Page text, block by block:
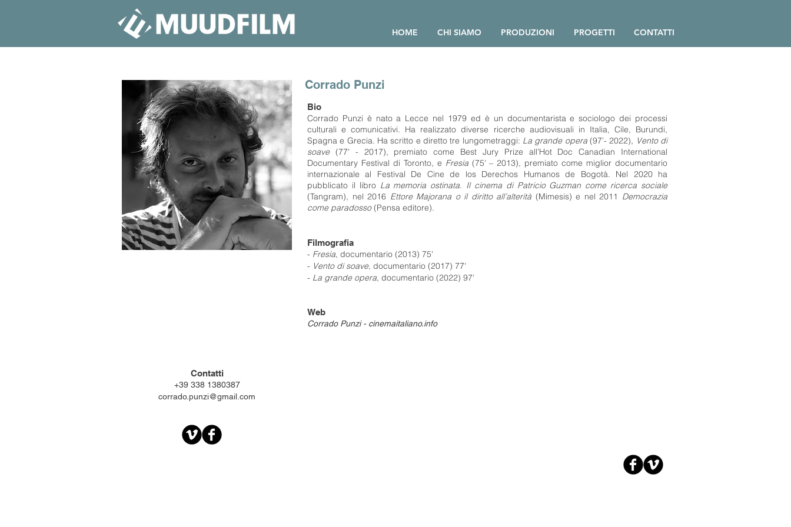
HOME CHI SIAMO PRODUZIONI PROGETTI CONTATTI
Corrado Punzi
Bio
Corrado Punzi è nato a Lecce nel 1979 ed è un documentarista e sociologo dei processi
culturali e comunicativi. Ha realizzato diverse ricerche audiovisuali in Italia, Cile, Burundi,
Spagna e Grecia. Ha scritto e diretto tre lungometraggi: La grande opera(97’- 2022), Vento di
soave(77' - 2017), premiato come Best Jury Prize all’Hot Doc Canadian International
Documentary Festival di Toronto, e Fresia (75' – 2013), premiato come miglior documentario
internazionale al Festival De Cine de los Derechos Humanos de Bogotà. Nel 2020 ha
pubblicato il libro La memoria ostinata. Il cinema di Patricio Guzman come ricerca sociale
(Tangram), nel 2016 Ettore Majorana o il diritto all’alterità (Mimesis) e nel 2011 Democrazia
come paradosso(Pensa editore).
Filmografia
- Fresia, documentario (2013) 75'
- Vento di soave, documentario (2017) 77'
- La grande opera, documentario (2022) 97'
Web
Corrado Punzi - cinemaitaliano.info
Contatti
+39 338 1380387
corrado.punzi@gmail.com